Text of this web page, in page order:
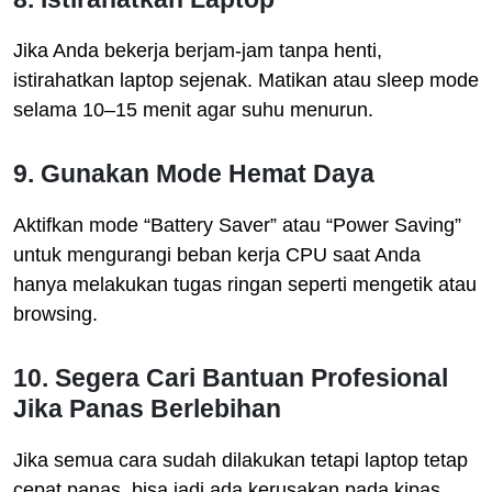
Jika Anda bekerja berjam-jam tanpa henti,
istirahatkan laptop sejenak. Matikan atau sleep mode
selama 10–15 menit agar suhu menurun.
9. Gunakan Mode Hemat Daya
Aktifkan mode “Battery Saver” atau “Power Saving”
untuk mengurangi beban kerja CPU saat Anda
hanya melakukan tugas ringan seperti mengetik atau
browsing.
10. Segera Cari Bantuan Profesional
Jika Panas Berlebihan
Jika semua cara sudah dilakukan tetapi laptop tetap